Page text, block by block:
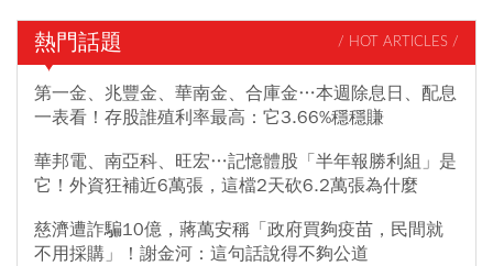
熱門話題 / HOT ARTICLES /
第一金、兆豐金、華南金、合庫金…本週除息日、配息
一表看！存股誰殖利率最高：它3.66%穩穩賺
華邦電、南亞科、旺宏…記憶體股「半年報勝利組」是
它！外資狂補近6萬張，這檔2天砍6.2萬張為什麼
慈濟遭詐騙10億，蔣萬安稱「政府買夠疫苗，民間就
不用採購」！謝金河：這句話說得不夠公道